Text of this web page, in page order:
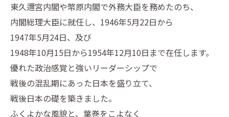
東久邇宮内閣や幣原内閣で外務大臣を務めたのち、
内閣総理大臣に就任し、1946年5月22日から
1947年5月24日、及び
1948年10月15日から1954年12月10日まで在任します。
優れた政治感覚と強いリーダーシップで
戦後の混乱期にあった日本を盛り立て、
戦後日本の礎を築きました。
ふくよかな風貌と、葉巻をこよなく